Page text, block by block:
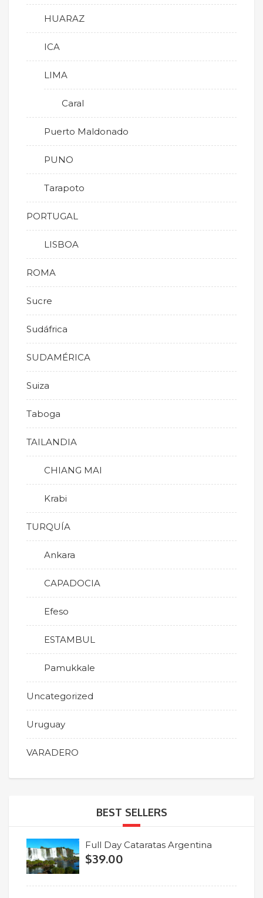
HUARAZ
ICA
LIMA
Caral
Puerto Maldonado
PUNO
Tarapoto
PORTUGAL
LISBOA
ROMA
Sucre
Sudáfrica
SUDAMÉRICA
Suiza
Taboga
TAILANDIA
CHIANG MAI
Krabi
TURQUÍA
Ankara
CAPADOCIA
Efeso
ESTAMBUL
Pamukkale
Uncategorized
Uruguay
VARADERO
BEST SELLERS
Full Day Cataratas Argentina
$39.00